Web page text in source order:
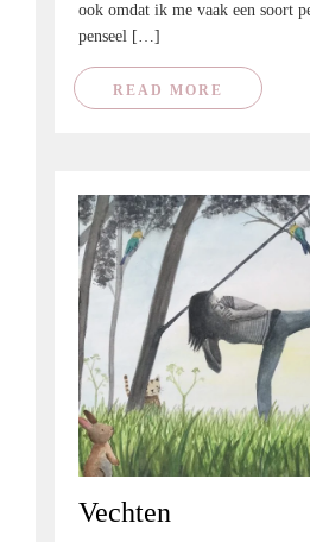
ook omdat ik me vaak een soort
penseel […]
READ MORE
Vechten